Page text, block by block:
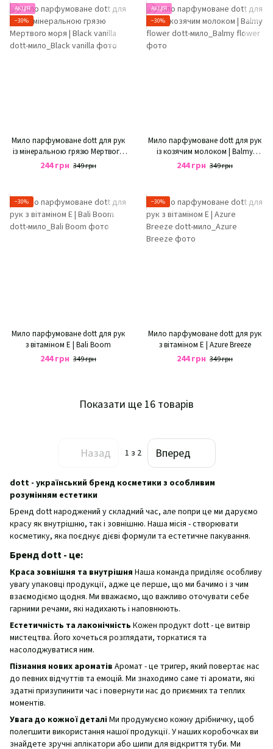
АКЦІЯ
−30%
Мило парфумоване dott для рук
із мінеральною грязю Мертвого
моря | Black vanilla
244 грн 349 грн
АКЦІЯ
−30%
Мило парфумоване dott для рук
із козячим молоком | Balmy
flower
244 грн 349 грн
−30%
Мило парфумоване dott для рук
з вітаміном Е | Bali Boom
244 грн 349 грн
−30%
Мило парфумоване dott для рук
з вітаміном Е | Azure Breeze
244 грн 349 грн
Показати ще 16 товарів
Назад 1 з 2 Вперед
dott - український бренд косметики з особливим
розумінням естетики
Бренд dott народжений у складний час, але попри це ми даруємо
красу як внутрішню, так і зовнішню. Наша місія - створювати
косметику, яка поєднує дієві формули та естетичне пакування.
Бренд dott - це:
Краса зовнішня та внутрішня Наша команда приділяє особливу
увагу упаковці продукції, адже це перше, що ми бачимо і з чим
взаємодіємо щодня. Ми вважаємо, що важливо оточувати себе
гарними речами, які надихають і наповнюють.
Естетичність та лаконічність Кожен продукт dott - це витвір
мистецтва. Його хочеться розглядати, торкатися та
насолоджуватися ним.
Пізнання нових ароматів Аромат - це тригер, який повертає нас
до певних відчуттів та емоцій. Ми знаходимо саме ті аромати, які
здатні призупинити час і повернути нас до приємних та теплих
моментів.
Увага до кожної деталіМи продумуємо кожну дрібничку, щоб
полегшити використання нашої продукції. У наших коробочках ви
знайдете зручні аплікатори або шипи для відкриття туби. Ми